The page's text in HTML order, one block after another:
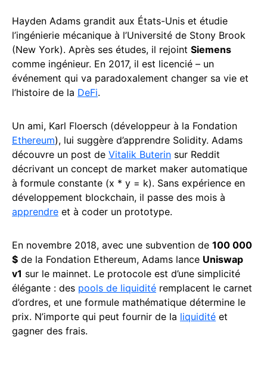
Hayden Adams grandit aux États-Unis et étudie
l’ingénierie mécanique à l’Université de Stony Brook
(New York). Après ses études, il rejoint Siemens
comme ingénieur. En 2017, il est licencié – un
événement qui va paradoxalement changer sa vie et
l’histoire de la DeFi.
Un ami, Karl Floersch (développeur à la Fondation
Ethereum), lui suggère d’apprendre Solidity. Adams
découvre un post de Vitalik Buterin sur Reddit
décrivant un concept de market maker automatique
à formule constante (x * y = k). Sans expérience en
développement blockchain, il passe des mois à
apprendre et à coder un prototype.
En novembre 2018, avec une subvention de 100 000
$ de la Fondation Ethereum, Adams lance Uniswap
v1 sur le mainnet. Le protocole est d’une simplicité
élégante : des pools de liquidité remplacent le carnet
d’ordres, et une formule mathématique détermine le
prix. N’importe qui peut fournir de la liquidité et
gagner des frais.